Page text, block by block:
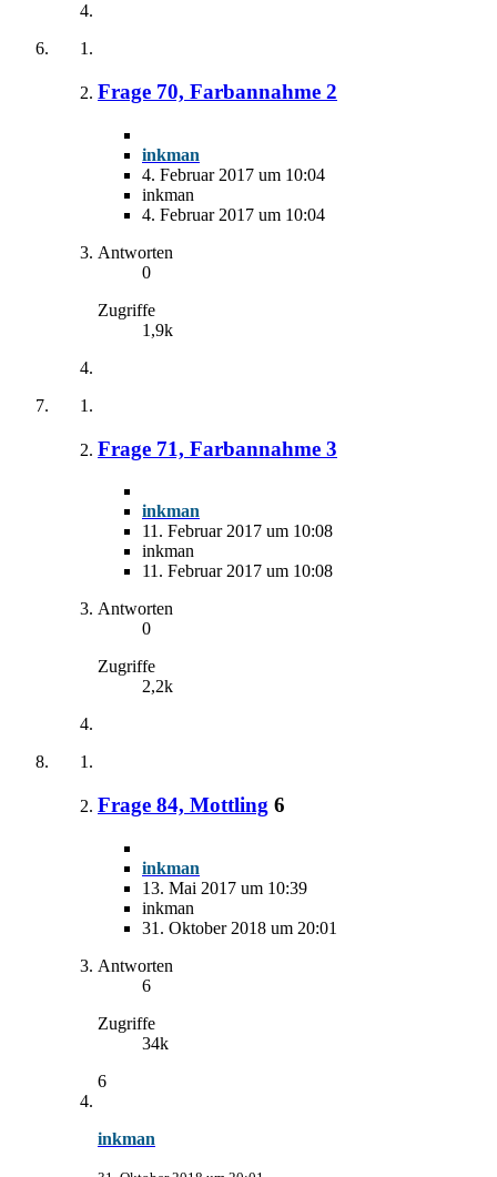
Frage 70, Farbannahme 2
inkman
4. Februar 2017 um 10:04
inkman
4. Februar 2017 um 10:04
Antworten
0
Zugriffe
1,9k
Frage 71, Farbannahme 3
inkman
11. Februar 2017 um 10:08
inkman
11. Februar 2017 um 10:08
Antworten
0
Zugriffe
2,2k
Frage 84, Mottling 6
inkman
13. Mai 2017 um 10:39
inkman
31. Oktober 2018 um 20:01
Antworten
6
Zugriffe
34k
6
inkman